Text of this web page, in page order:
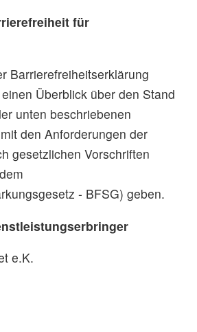
für
Barrierefreiheitserklärung
Überblick über den Stand
unten beschriebenen
den Anforderungen der
gesetzlichen Vorschriften
- BFSG) geben.
e.K.